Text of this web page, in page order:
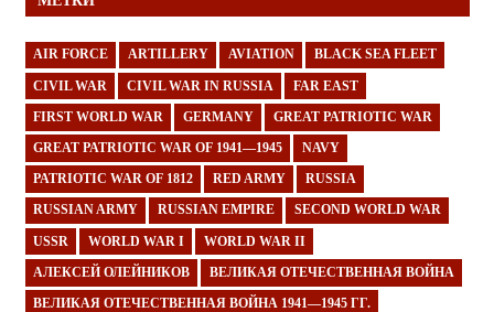
AIR FORCE ARTILLERY AVIATION BLACK SEA FLEET
CIVIL WAR CIVIL WAR IN RUSSIA FAR EAST
FIRST WORLD WAR GERMANY GREAT PATRIOTIC WAR
GREAT PATRIOTIC WAR OF 1941—1945 NAVY
PATRIOTIC WAR OF 1812 RED ARMY RUSSIA
RUSSIAN ARMY RUSSIAN EMPIRE SECOND WORLD WAR
USSR WORLD WAR I WORLD WAR II
АЛЕКСЕЙ ОЛЕЙНИКОВ ВЕЛИКАЯ ОТЕЧЕСТВЕННАЯ ВОЙНА
ВЕЛИКАЯ ОТЕЧЕСТВЕННАЯ ВОЙНА 1941—1945 ГГ.